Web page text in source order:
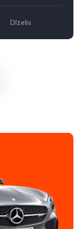
Dīzelis